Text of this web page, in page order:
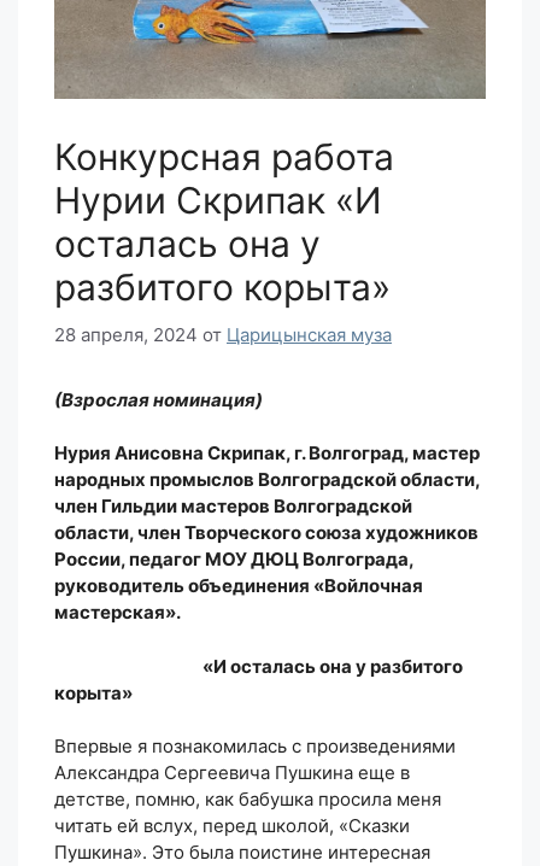
Конкурсная работа
Нурии Скрипак «И
осталась она у
разбитого корыта»
28 апреля, 2024 от Царицынская муза
(Взрослая номинация)
Нурия Анисовна Скрипак, г. Волгоград, мастер
народных промыслов Волгоградской области,
член Гильдии мастеров Волгоградской
области, член Творческого союза художников
России, педагог МОУ ДЮЦ Волгограда,
руководитель объединения «Войлочная
мастерская».
«И осталась она у разбитого
корыта»
Впервые я познакомилась с произведениями
Александра Сергеевича Пушкина еще в
детстве, помню, как бабушка просила меня
читать ей вслух, перед школой, «Сказки
Пушкина». Это была поистине интересная